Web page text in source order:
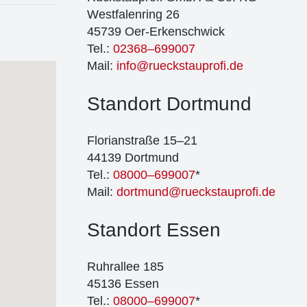
West­fa­len­ring 26
45739 Oer-Erken­sch­wick
Tel.: 02368–699007
Mail: info@rueckstauprofi.de
Stand­ort Dort­mund
Flo­ri­an­stra­ße 15–21
44139 Dort­mund
Tel.: 08000–699007*
Mail: dortmund@rueckstauprofi.de
Stand­ort Essen
Ruhr­al­lee 185
45136 Essen
Tel.: 08000–699007*